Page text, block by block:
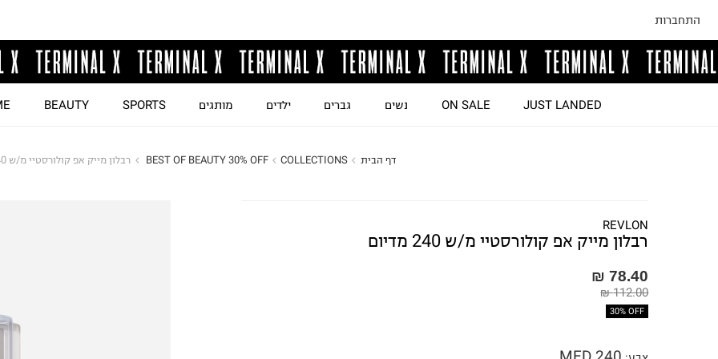
התחברות
JUST LANDED
ON SALE נשים גברים ילדים מותגים SPORTS
BEAUTY
דף הבית COLLECTIONS
BEST OF BEAUTY 30% OFF רבלון מייק אפ קולורסטיי מ/ש 240 מדיום
REVLON
רבלון מייק אפ קולורסטיי מ/ש 240 מדיום
78.40 ₪
112.00 ₪
30% OFF